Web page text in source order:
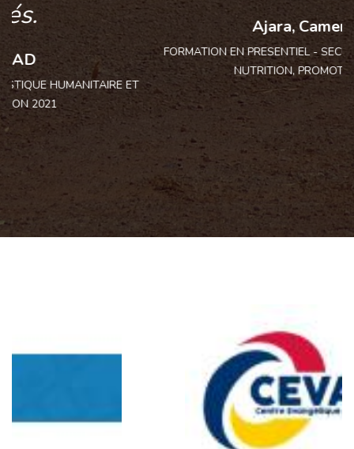
Ajara, Cameroun
FORMATION EN PRESENTIEL - SECURITE ALIMENTAIRE ET
NUTRITION, PROMOTION 2019